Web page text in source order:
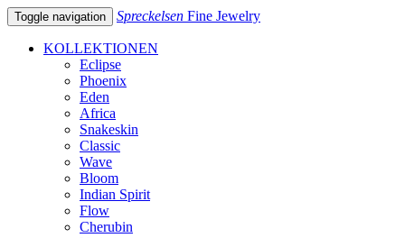
Toggle navigation Spreckelsen Fine Jewelry
KOLLEKTIONEN
Eclipse
Phoenix
Eden
Africa
Snakeskin
Classic
Wave
Bloom
Indian Spirit
Flow
Cherubin